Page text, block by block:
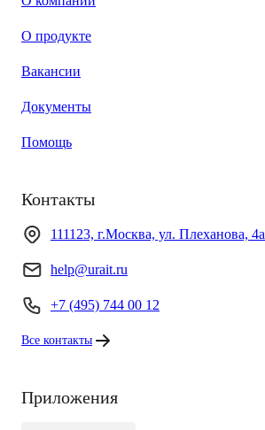
О продукте
Вакансии
Документы
Помощь
Контакты
111123, г.Москва, ул. Плеханова, 4а
help@urait.ru
+7 (495) 744 00 12
Все контакты
Приложения